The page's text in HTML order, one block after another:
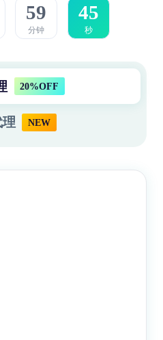
59
分钟
45
秒
20%OFF
NEW